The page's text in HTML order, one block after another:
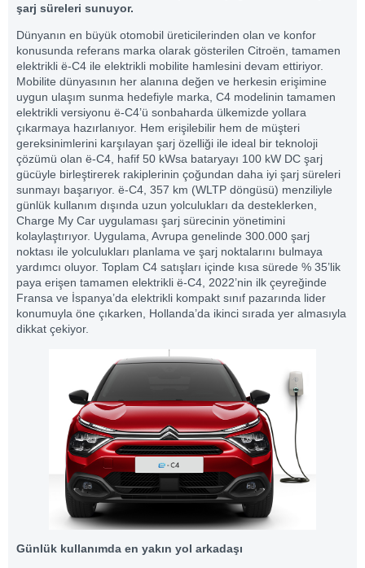
şarj süreleri sunuyor.
Dünyanın en büyük otomobil üreticilerinden olan ve konfor
konusunda referans marka olarak gösterilen Citroën, tamamen
elektrikli ë-C4 ile elektrikli mobilite hamlesini devam ettiriyor.
Mobilite dünyasının her alanına değen ve herkesin erişimine
uygun ulaşım sunma hedefiyle marka, C4 modelinin tamamen
elektrikli versiyonu ë-C4’ü sonbaharda ülkemizde yollara
çıkarmaya hazırlanıyor. Hem erişilebilir hem de müşteri
gereksinimlerini karşılayan şarj özelliği ile ideal bir teknoloji
çözümü olan ë-C4, hafif 50 kWsa bataryayı 100 kW DC şarj
gücüyle birleştirerek rakiplerinin çoğundan daha iyi şarj süreleri
sunmayı başarıyor. ë-C4, 357 km (WLTP döngüsü) menziliyle
günlük kullanım dışında uzun yolculukları da desteklerken,
Charge My Car uygulaması şarj sürecinin yönetimini
kolaylaştırıyor. Uygulama, Avrupa genelinde 300.000 şarj
noktası ile yolculukları planlama ve şarj noktalarını bulmaya
yardımcı oluyor. Toplam C4 satışları içinde kısa sürede % 35’lik
paya erişen tamamen elektrikli ë-C4, 2022’nin ilk çeyreğinde
Fransa ve İspanya’da elektrikli kompakt sınıf pazarında lider
konumuyla öne çıkarken, Hollanda’da ikinci sırada yer almasıyla
dikkat çekiyor.
Günlük kullanımda en yakın yol arkadaşı